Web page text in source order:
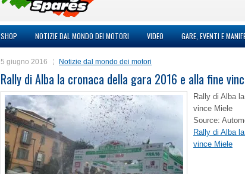
SHOP NOTIZIE DAL MONDO DEI MOTORI VIDEO GARE, EVENTI E
5 giugno 2016 Notizie dal mondo dei motori
Rally di Alba la cronaca della gara 2016 e alla fine
Rally di Alba
vince Miele
Source:
Rally di Alba
vince Miele